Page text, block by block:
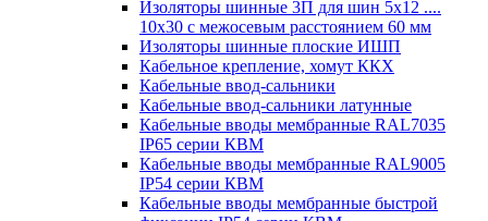
Изоляторы шинные 3П для шин 5х12 ....
10х30 с межосевым расстоянием 60 мм
Изоляторы шинные плоские ИШП
Кабельное крепление, хомут ККХ
Кабельные ввод-сальники
Кабельные ввод-сальники латунные
Кабельные вводы мембранные RAL7035
IP65 серии КВМ
Кабельные вводы мембранные RAL9005
IP54 серии КВМ
Кабельные вводы мембранные быстрой